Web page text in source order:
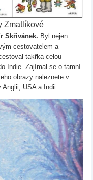
Zmatlíkové
Skřivánek. Byl nejen
cestovatelem a
takřka celou
Indie. Zajímal se o tamní
obrazy naleznete v
USA a Indii.